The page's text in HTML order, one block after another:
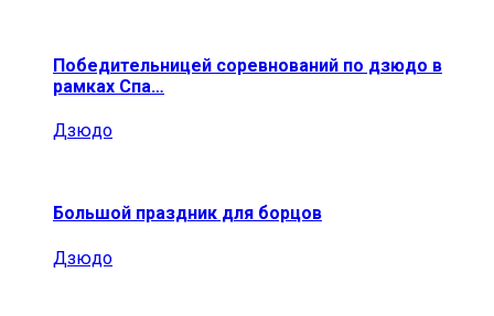
Победительницей соревнований по дзюдо в
рамках Спа…
Дзюдо
Большой праздник для борцов
Дзюдо